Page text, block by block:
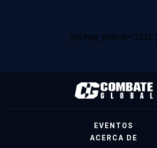
[mc4wp_form id="1511"]
EVENTOS
ACERCA DE